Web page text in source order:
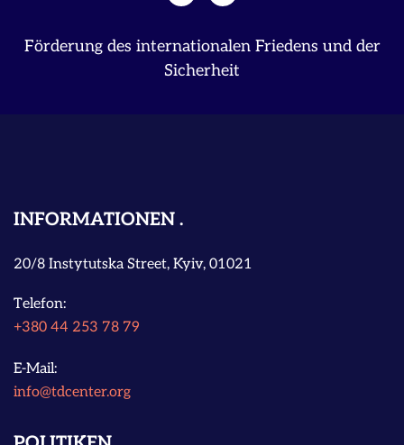
Förderung des internationalen Friedens und der
Sicherheit
INFORMATIONEN
20/8 Instytutska Street, Kyiv, 01021
Telefon:
+380 44 253 78 79
E-Mail:
info@tdcenter.org